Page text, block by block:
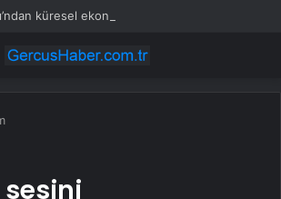
küresel ekonomik kriz uyarısı
sesini